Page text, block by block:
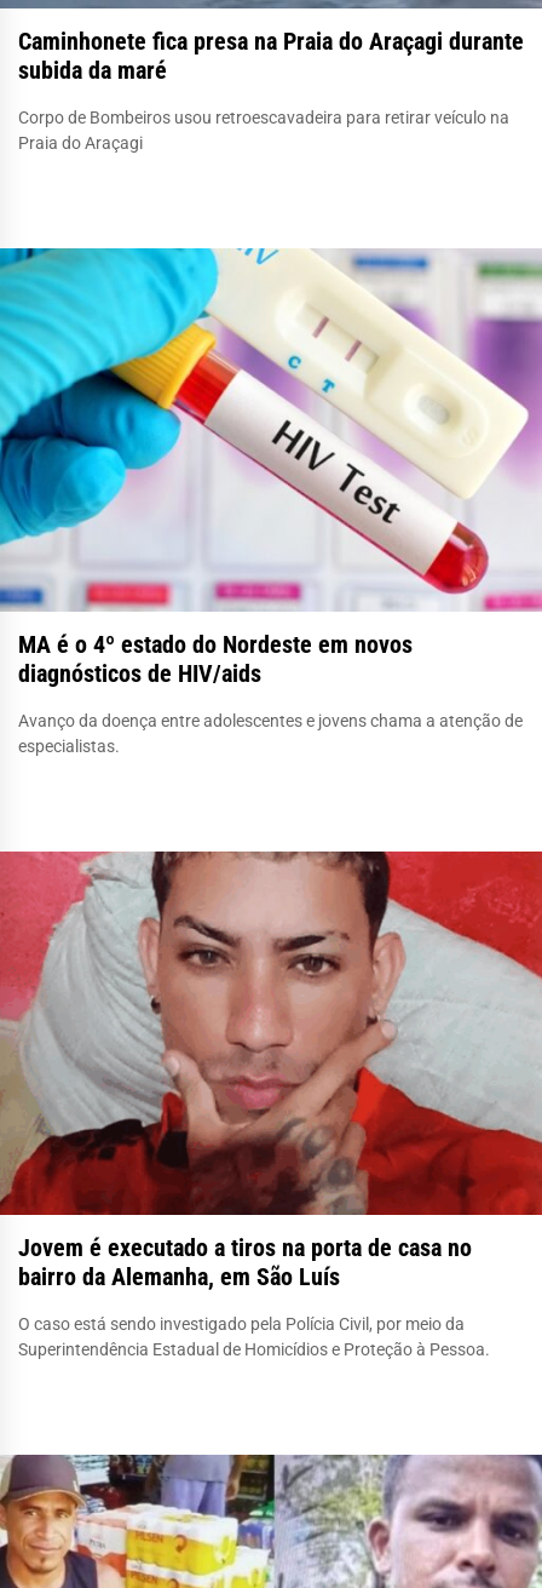
Caminhonete fica presa na Praia do Araçagi durante
subida da maré
Corpo de Bombeiros usou retroescavadeira para retirar veículo na
Praia do Araçagi
MA é o 4º estado do Nordeste em novos
diagnósticos de HIV/aids
Avanço da doença entre adolescentes e jovens chama a atenção de
especialistas.
Jovem é executado a tiros na porta de casa no
bairro da Alemanha, em São Luís
O caso está sendo investigado pela Polícia Civil, por meio da
Superintendência Estadual de Homicídios e Proteção à Pessoa.